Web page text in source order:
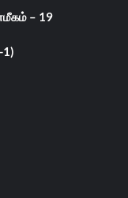
– 19
1)